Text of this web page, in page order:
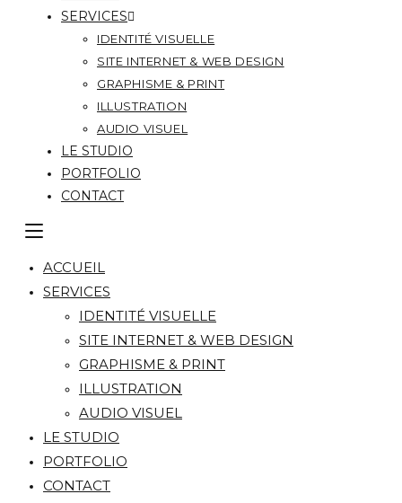
SERVICES
IDENTITÉ VISUELLE
SITE INTERNET & WEB DESIGN
GRAPHISME & PRINT
ILLUSTRATION
AUDIO VISUEL
LE STUDIO
PORTFOLIO
CONTACT
ACCUEIL
SERVICES
IDENTITÉ VISUELLE
SITE INTERNET & WEB DESIGN
GRAPHISME & PRINT
ILLUSTRATION
AUDIO VISUEL
LE STUDIO
PORTFOLIO
CONTACT